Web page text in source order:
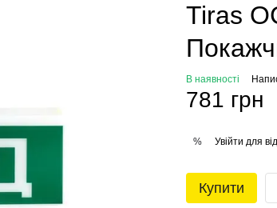
Tiras
В наявності
781 грн
% Увійти для
Купити